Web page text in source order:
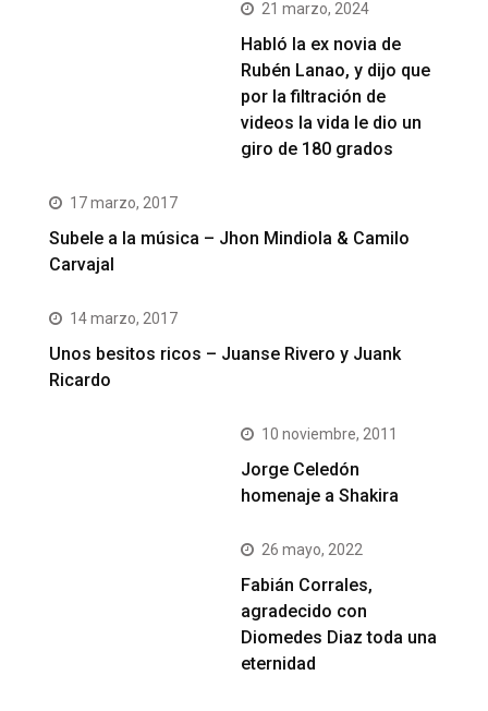
21 marzo, 2024
Habló la ex novia de
Rubén Lanao, y dijo que
por la filtración de
videos la vida le dio un
giro de 180 grados
17 marzo, 2017
Subele a la música – Jhon Mindiola & Camilo
Carvajal
14 marzo, 2017
Unos besitos ricos – Juanse Rivero y Juank
Ricardo
10 noviembre, 2011
Jorge Celedón
homenaje a Shakira
26 mayo, 2022
Fabián Corrales,
agradecido con
Diomedes Diaz toda una
eternidad